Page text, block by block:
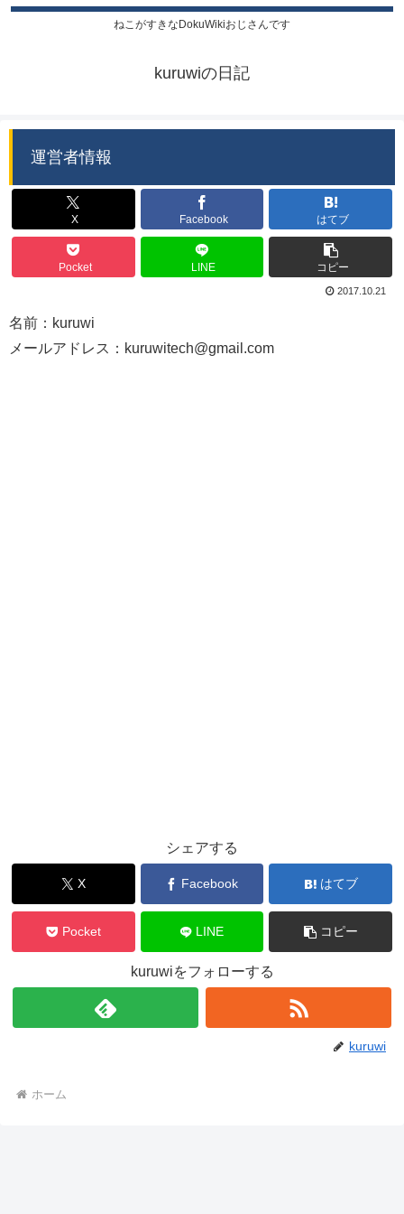
ねこがすきなDokuWikiおじさんです
kuruwiの日記
運営者情報
X Facebook はてブ
Pocket LINE コピー
2017.10.21
名前：kuruwi
メールアドレス： kuruwitech@gmail.com
シェアする
X Facebook はてブ
Pocket LINE コピー
kuruwiをフォローする
kuruwi
ホーム